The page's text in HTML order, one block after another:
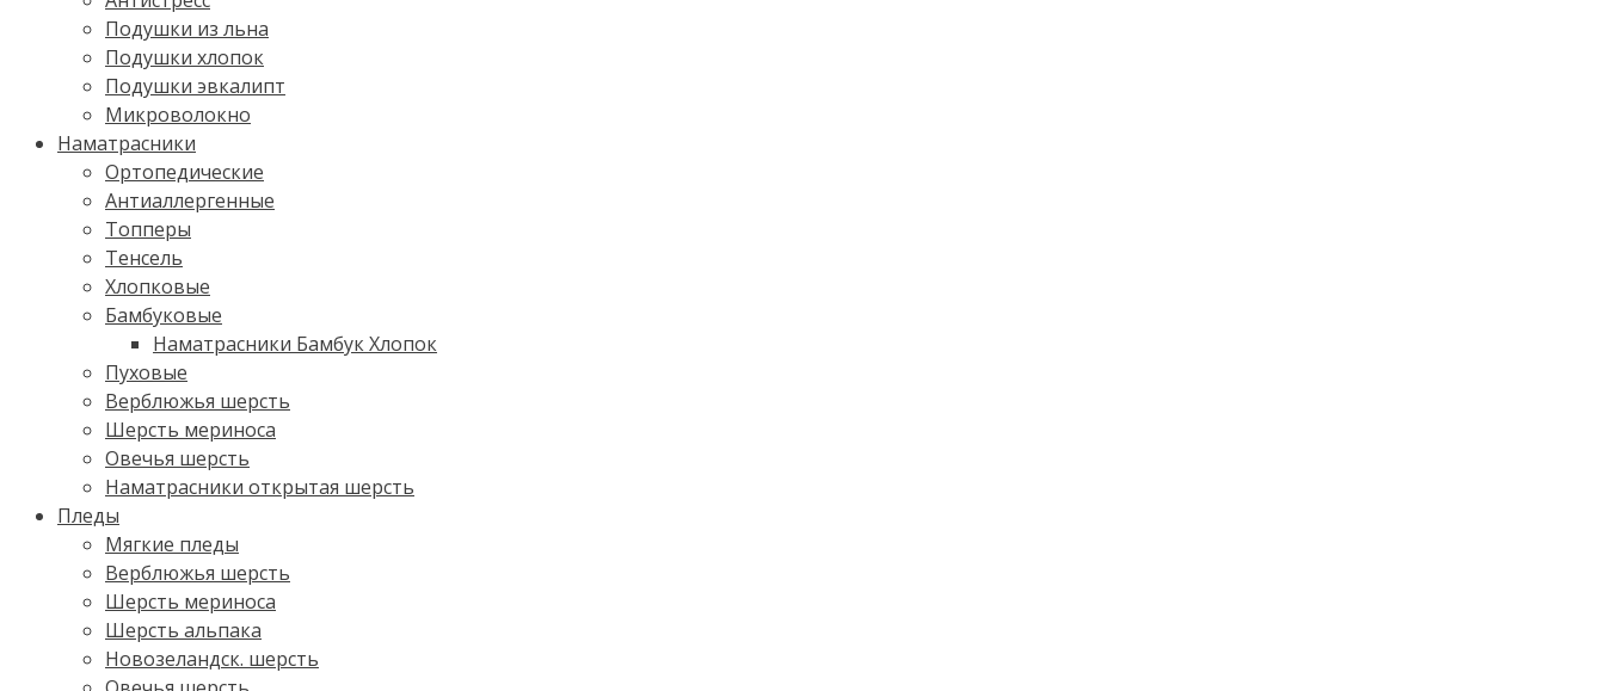
Подушки из льна
Подушки хлопок
Подушки эвкалипт
Микроволокно
Наматрасники
Ортопедические
Антиаллергенные
Топперы
Тенсель
Хлопковые
Бамбуковые
Наматрасники Бамбук Хлопок
Пуховые
Верблюжья шерсть
Шерсть мериноса
Овечья шерсть
Наматрасники открытая шерсть
Пледы
Мягкие пледы
Верблюжья шерсть
Шерсть мериноса
Шерсть альпака
Новозеландск. шерсть